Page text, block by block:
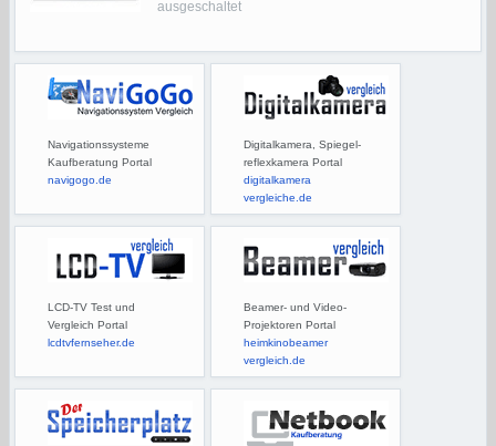
ausgeschaltet
Navigationssysteme
Kaufberatung Portal
navigogo.de
Digitalkamera, Spiegel-
reflexkamera Portal
digitalkamera
vergleiche.de
LCD-TV Test und
Vergleich Portal
lcdtvfernseher.de
Beamer- und Video-
Projektoren Portal
heimkinobeamer
vergleich.de